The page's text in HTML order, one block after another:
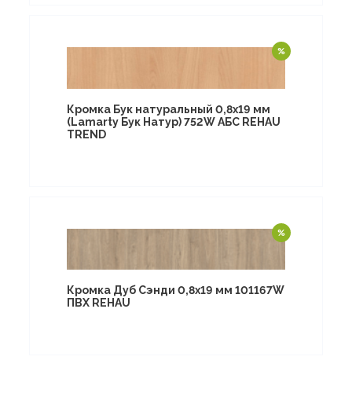
Кромка Бук натуральный 0,8х19 мм
(Lamarty Бук Натур) 752W АБС REHAU
TREND
Кромка Дуб Сэнди 0,8х19 мм 101167W
ПВХ REHAU